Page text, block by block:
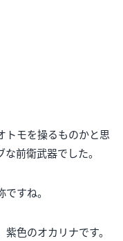
トモを操るものかと思
前衛武器でした。
すね。
色のオカリナです。